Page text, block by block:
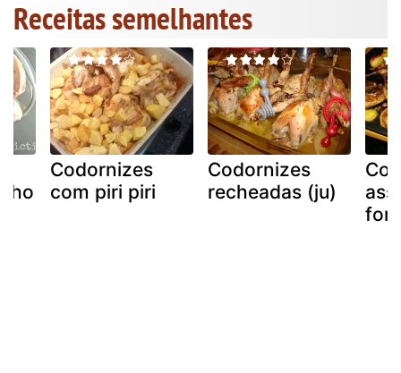
Receitas semelhantes
Codornizes
com piri piri
Codornizes
recheadas (ju)